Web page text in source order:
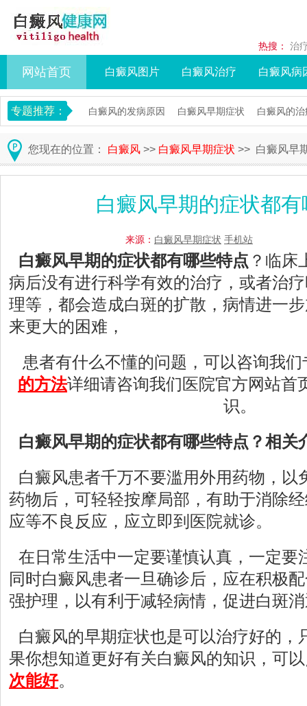
热搜： 治
网站首页 白癜风图片 白癜风治疗 白癜风病
专题推荐： 白癜风的发病原因 白癜风早期症状 白癜风的
您现在的位置： 白癜风 >> 白癜风早期症状 >> 白癜风早
白癜风早期的症状都
来源： 白癜风早期症状 手机站
白癜风早期的症状都有哪些特点 ？临床
病后没有进行科学有效的治疗，或者治
理等，都会造成白斑的扩散，病情进一
来更大的困难，
患者有什么不懂的问题，可以咨询我们
的方法详细请咨询我们医院官方网站首
识。
白癜风早期的症状都有哪些特点？相关
白癜风患者千万不要滥用外用药物，以
药物后，可轻轻按摩局部，有助于消除
应等不良反应，应立即到医院就诊。
在日常生活中一定要谨慎认真，一定要
同时白癜风患者一旦确诊后，应在积极
强护理，以有利于减轻病情，促进白斑
白癜风的早期症状也是可以治疗好的，
果你想知道更好有关白癜风的知识，可
次能好。